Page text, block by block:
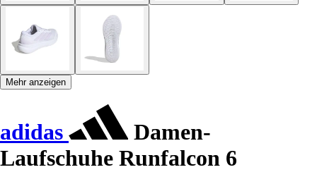
Mehr anzeigen
adidas
Damen-
Laufschuhe Runfalcon 6